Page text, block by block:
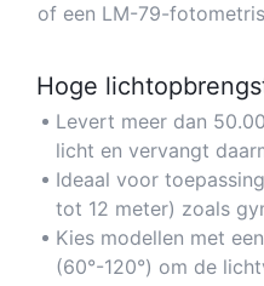
zonder dat dit ten
of een LM-79-
industrienormen te
Hoge
Levert meer dan
licht en vervangt
1000W HID-
helft van de energie
Ideaal voor
tot 12 meter) zoals
industriële
lichtverdeling
Kies modellen met
(60°-120°) om de